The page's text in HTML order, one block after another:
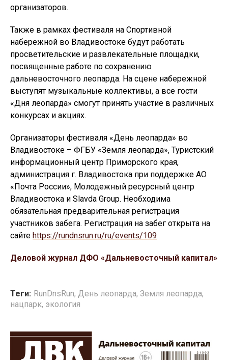
организаторов.
Также в рамках фестиваля на Спортивной
набережной во Владивостоке будут работать
просветительские и развлекательные площадки,
посвященные работе по сохранению
дальневосточного леопарда. На сцене набережной
выступят музыкальные коллективы, а все гости
«Дня леопарда» смогут принять участие в различных
конкурсах и акциях.
Организаторы фестиваля «День леопарда» во
Владивостоке – ФГБУ «Земля леопарда», Туристский
информационный центр Приморского края,
администрация г. Владивостока при поддержке АО
«Почта России», Молодежный ресурсный центр
Владивостока и Slavda Group. Необходима
обязательная предварительная регистрация
участников забега. Регистрация на забег открыта на
сайте https://rundnsrun.ru/ru/events/109
Деловой журнал ДФО «Дальневосточный капитал»
Теги: RunDnsRun, День леопарда, Земля леопарда,
нацпарк, экология